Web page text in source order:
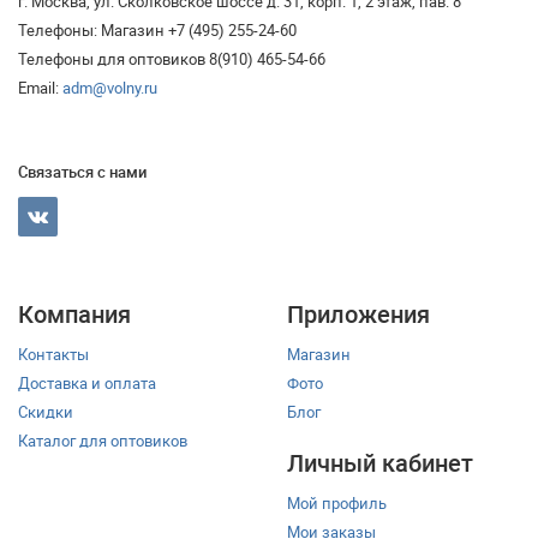
Телефоны: Магазин +7 (495) 255-24-60
Телефоны для оптовиков 8(910) 465-54-66
Email:adm@volny.ru
Связаться с нами
Компания
Контакты
Доставка и оплата
Скидки
Каталог для оптовиков
Приложения
Магазин
Фото
Блог
Личный кабинет
Мой профиль
Мои заказы